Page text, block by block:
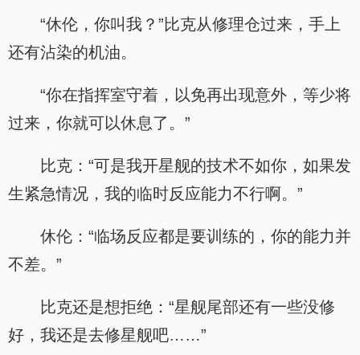
“休伦，你叫我？”比克从修理仓过来，手上
还有沾染的机油。
“你在指挥室守着，以免再出现意外，等少将
过来，你就可以休息了。”
比克：“可是我开星舰的技术不如你，如果发
生紧急情况，我的临时反应能力不行啊。”
休伦：“临场反应都是要训练的，你的能力并
不差。”
比克还是想拒绝：“星舰尾部还有一些没修
好，我还是去修星舰吧……”